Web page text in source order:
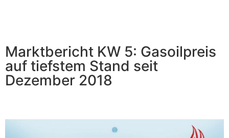
Menge
Anzahl Abladeorte
Marktbericht KW 5: Gasoilpreis
auf tiefstem Stand seit
Dezember 2018